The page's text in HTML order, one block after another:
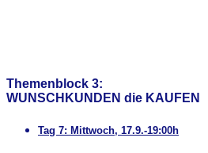
Themenblock 3:
WUNSCHKUNDEN die KAUFEN
Tag 7: Mittwoch, 17.9.-19:00h